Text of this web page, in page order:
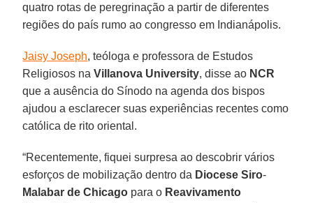
quatro rotas de peregrinação a partir de diferentes
regiões do país rumo ao congresso em Indianápolis.
Jaisy Joseph, teóloga e professora de Estudos
Religiosos naVillanova University, disse ao NCR
que a ausência do Sínodo na agenda dos bispos
ajudou a esclarecer suas experiências recentes como
católica de rito oriental.
“Recentemente, fiquei surpresa ao descobrir vários
esforços de mobilização dentro da Diocese Siro-
Malabar de Chicago para o Reavivamento